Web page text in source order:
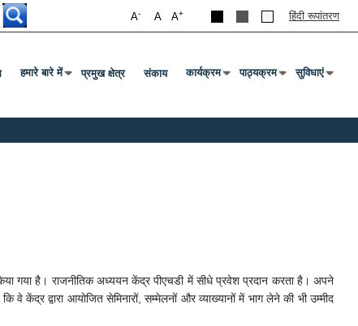
A+
A
A- हिंदी रूपांतरण
हमारे बारे में
Press Enter Or Tab To Open Submenu
प्रमुख क्षेत्र संकाय कार्यक्रम
Press Enter Or Tab To Open
पाठ्यक्रम
Press Enter Or Tab To
सुविधाएं
Press Enter
गया है। राजनीतिक अध्ययन केंद्र पीएचडी में सीधे प्रवेश प्रदान करता है। अपने
केंद्र द्वारा आयोजित सेमिनारों, सम्मेलनों और व्याख्यानों में भाग लेने की भी उम्मीद